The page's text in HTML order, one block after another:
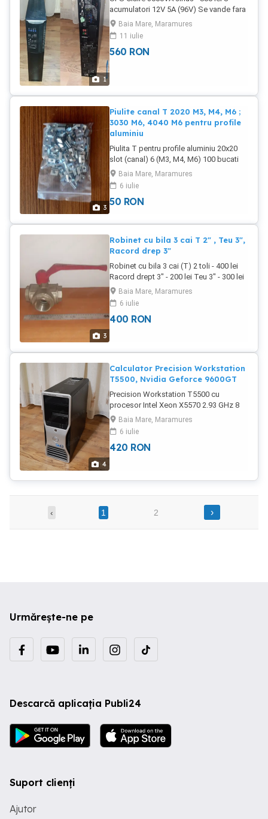
1
acumulatori 12V 5A (96V) Se vande fara
acumulatori, la cerere se pot monta
acumulatori sh sau noi. Preferabil livrare
personala, pentru livrare prin curier
minim transportul in avans. Detalii la
Baia Mare, Maramures
11 iulie
560 RON
3
Piulite canal T 2020 M3, M4, M6 ;
3030 M6, 4040 M6 pentru profile
aluminiu
Piulita T pentru profile aluminiu 20x20
slot (canal) 6 (M3, M4, M6) 100 bucati
piulite T pentru profil 20x20 - pret 50 lei
30x30 slot (canal) 8, M6, 40x40 slot 8 M6
Dimensiunile din a doua poza sunt
informative, pot sa existe mici diferente.
Baia Mare, Maramures
6 iulie
50 RON
3
Robinet cu bila 3 cai T 2" , Teu 3",
Racord drep 3"
Robinet cu bila 3 cai (T) 2 toli - 400 lei
Racord drept 3" - 200 lei Teu 3" - 300 lei
Noi, neutilizate. Producator ITAP spa -
Italia
Baia Mare, Maramures
6 iulie
400 RON
4
Calculator Precision Workstation
T5500, Nvidia Geforce 9600GT
Precision Workstation T5500 cu
procesor Intel Xeon X5570 2.93 GHz 8
GB RAM, HDD 240GB, Nvidia Geforce
9600GT Windows 7 SP1 64b,
Disponibile si alte modele
Baia Mare, Maramures
6 iulie
420 RON
‹ 1 2 ›
Urmărește-ne pe
Descarcă aplicația Publi24
Suport clienți
Ajutor